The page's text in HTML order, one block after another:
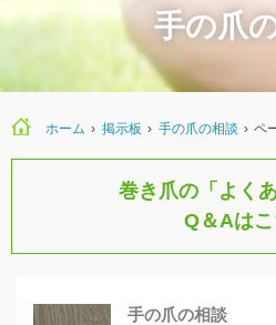
掲示板
手の爪
ホーム › › 手の爪の相談 › ペ
巻き爪の「よく
Q＆Aは
手の爪の相談